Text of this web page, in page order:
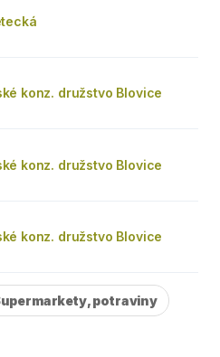
konz. družstvo Blovice
konz. družstvo Blovice
konz. družstvo Blovice
potraviny